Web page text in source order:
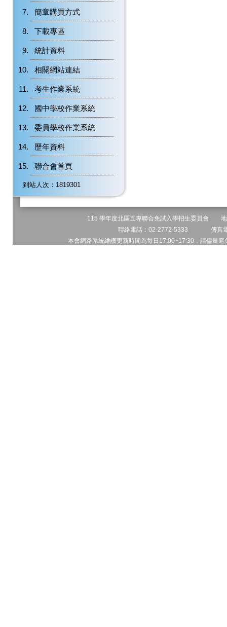
簡章購買方式
下載專區
統計資料
相關網站連結
考生作業系統
國中學校作業系統
委員學校作業系統
歷年資料
聯合會首頁
到站人次：1819301
115 學年度北區五專聯合免試入學招生委員會 地
聯絡電話：02-2772-5333 傳真
本會網路系統維護更新時間為每日17:00~17:30，請儘量